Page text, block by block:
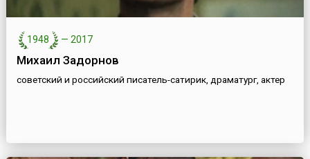
1948 — 2017
Михаил Задорнов
советский и российский писатель-сатирик, драматург, актер